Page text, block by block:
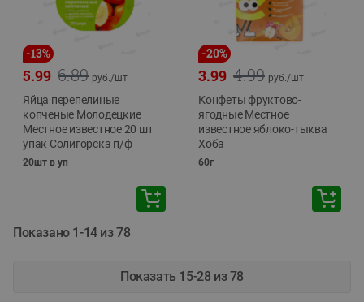
-13%
6.89
5.99 руб./шт
Яйца перепелиные
копченые Молодецкие
Местное известное 20 шт
упак Солигорска п/ф
20шт в уп
-20%
4.99
3.99 руб./шт
Конфеты фруктово-
ягодные Местное
известное яблоко-тыква
Хоба
60г
Показано 1-14 из 78
Показать 15-28 из 78